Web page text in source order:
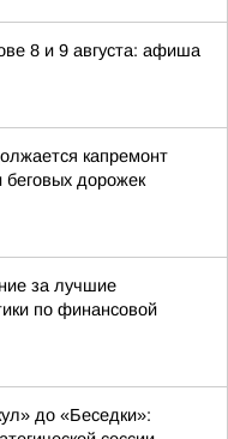
8 и 9 августа: афиша
капремонт
дорожек
за лучшие
по финансовой
до «Беседки»: